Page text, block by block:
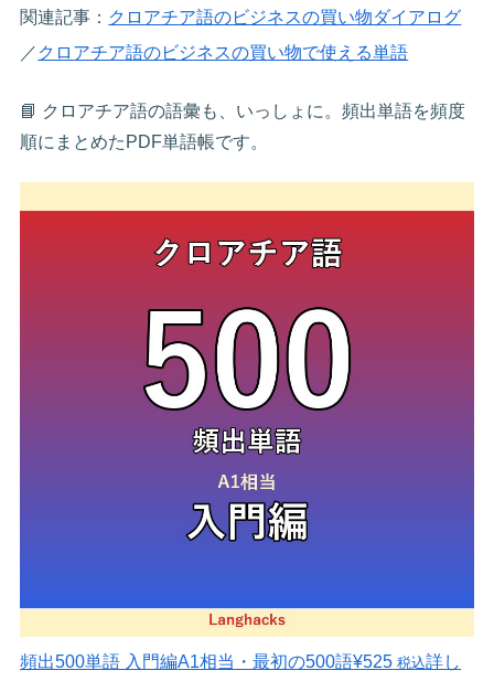
関連記事： クロアチア語のビジネスの買い物ダイアログ
／ クロアチア語のビジネスの買い物で使える単語
📘 クロアチア語の語彙も、いっしょに。頻出単語を頻度
順にまとめたPDF単語帳です。
頻出500単語 入門編A1相当・最初の500語¥525 税込詳し